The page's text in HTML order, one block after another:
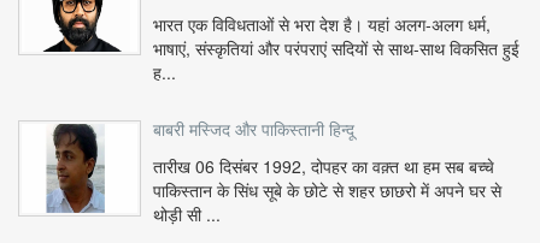
भारत एक विविधताओं से भरा देश है। यहां अलग-अलग धर्म,
भाषाएं, संस्कृतियां और परंपराएं सदियों से साथ-साथ विकसित हुई
ह...
बाबरी मस्जिद और पाकिस्तानी हिन्दू
तारीख 06 दिसंबर 1992, दोपहर का वक़्त था हम सब बच्चे
पाकिस्तान के सिंध सूबे के छोटे से शहर छाछरो में अपने घर से
थोड़ी सी ...